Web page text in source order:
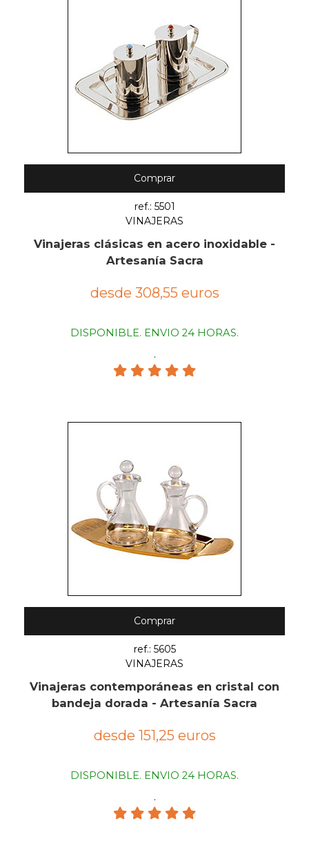
Comprar
ref.: 5501
VINAJERAS
Vinajeras clásicas en acero inoxidable -
Artesanía Sacra
desde 308,55 euros
DISPONIBLE. ENVIO 24 HORAS.
.
Comprar
ref.: 5605
VINAJERAS
Vinajeras contemporáneas en cristal con
bandeja dorada - Artesanía Sacra
desde 151,25 euros
DISPONIBLE. ENVIO 24 HORAS.
.